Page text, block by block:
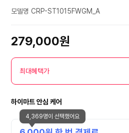
모델명 CRP-ST1015FWGM_A
279,000원
최대혜택가
하이마트 안심 케어
4,369명이 선택했어요